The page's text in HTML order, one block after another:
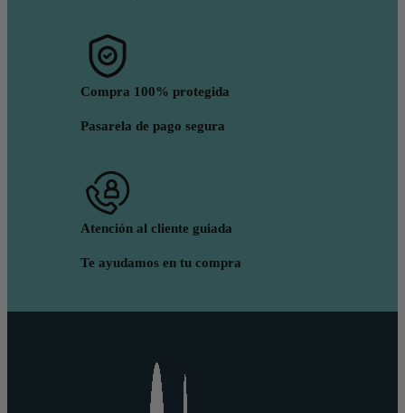
Compra 100% protegida
Pasarela de pago segura
Atención al cliente guiada
Te ayudamos en tu compra